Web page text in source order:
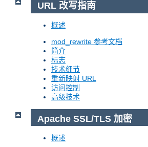
URL 改写指南
概述
mod_rewrite 参考文档
简介
标志
技术细节
重新映射 URL
访问控制
高级技术
Apache SSL/TLS 加密
概述